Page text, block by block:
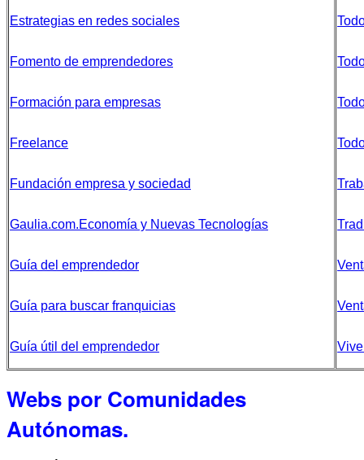
Estrategias en redes sociales
Fomento de emprendedores
Formación para empresas
Freelance
Fundación empresa y sociedad
Gaulia.com.Economía y Nuevas Tecnologías
Guía del emprendedor
Guía para buscar franquicias
Guía útil del emprendedor
Webs por Comunidades
Autónomas.